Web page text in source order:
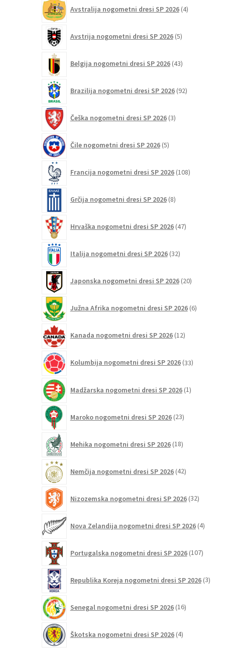
Avstralija nogometni dresi SP 2026 4izdelki
Avstrija nogometni dresi SP 2026 5izdelkov
Belgija nogometni dresi SP 2026 43izdelkov
Brazilija nogometni dresi SP 2026 92izdelkov
Češka nogometni dresi SP 2026 3izdelki
Čile nogometni dresi SP 2026 5izdelkov
Francija nogometni dresi SP 2026 108izdelkov
Grčija nogometni dresi SP 2026 8izdelkov
Hrvaška nogometni dresi SP 2026 47izdelkov
Italija nogometni dresi SP 2026 32izdelkov
Japonska nogometni dresi SP 2026 20izdelkov
Južna Afrika nogometni dresi SP 2026 6izdelkov
Kanada nogometni dresi SP 2026 12izdelkov
Kolumbija nogometni dresi SP 2026 33izdelkov
Madžarska nogometni dresi SP 2026 1izdelek
Maroko nogometni dresi SP 2026 23izdelkov
Mehika nogometni dresi SP 2026 18izdelkov
Nemčija nogometni dresi SP 2026 42izdelkov
Nizozemska nogometni dresi SP 2026 32izdelkov
Nova Zelandija nogometni dresi SP 2026 4izdelki
Portugalska nogometni dresi SP 2026 107
Republika Koreja nogometni dresi SP 2026 3
Senegal nogometni dresi SP 2026 16izdelkov
Škotska nogometni dresi SP 2026 4izdelki